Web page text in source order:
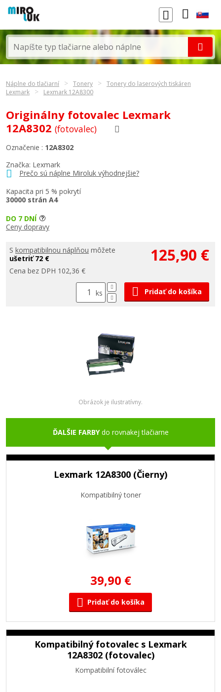
Náplne do tlačiarní Tonery
Tonery do laserových tiskáren
Lexmark
Lexmark 12A8300
Originálny fotovalec Lexmark
12A8302 (fotovalec)
Značka: Lexmark
Prečo sú náplne Miroluk výhodnejšie?
Kapacita pri 5 % pokrytí
30000 strán A4
Označenie : 12A8302
DO 7 DNÍ
Ceny dopravy
S kompatibilnou náplňou môžete
ušetriť 72 €
Cena bez DPH 102,36 €
125,90 €
ks Pridať do košíka
Obrázok je ilustratívny.
ĎALŠIE FARBYdo rovnakej tlačiarne
Lexmark 12A8300 (Čierny)
Kompatibilný toner
39,90 €
Pridať do košíka
Kompatibilný fotovalec s Lexmark
12A8302 (fotovalec)
Kompatibilní fotoválec